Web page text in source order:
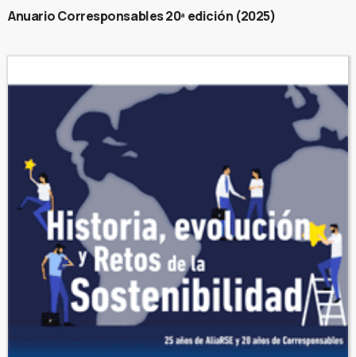
Anuario Corresponsables 20ª edición (2025)